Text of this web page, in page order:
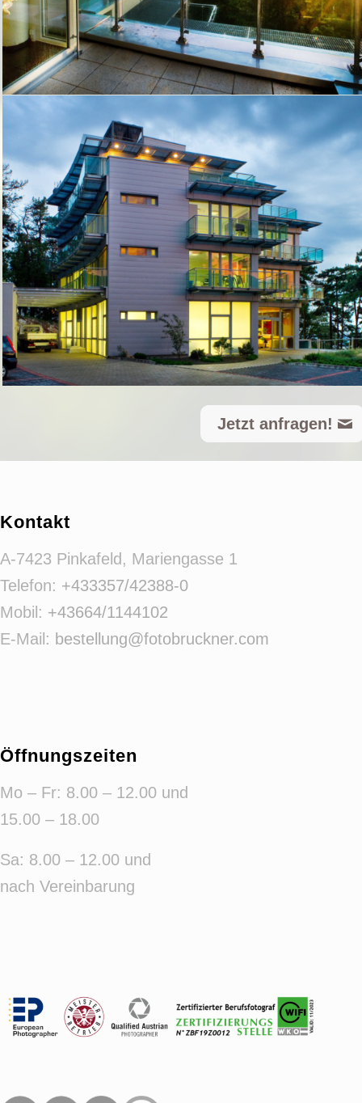
Jetzt anfragen!
Kontakt
A-7423 Pinkafeld, Mariengasse 1
Telefon: +433357/42388-0
Mobil: +43664/1144102
E-Mail: bestellung@fotobruckner.com
Öffnungszeiten
Mo – Fr: 8.00 – 12.00 und
15.00 – 18.00
Sa: 8.00 – 12.00 und
nach Vereinbarung